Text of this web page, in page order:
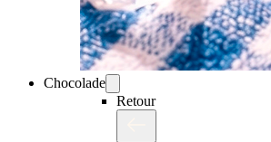
Chocolade
Retour